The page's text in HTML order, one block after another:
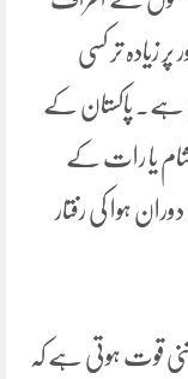
زیادہ تر کسی
ہے۔ پاکستان کے
شام یا رات کے
ہوا کی رفتار
میں اتنی قوت ہوتی ہے کہ